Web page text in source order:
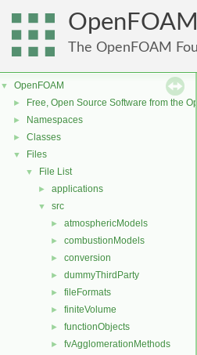
OpenFOAM
The OpenFOAM
▼ OpenFOAM
► Free, Open Source Software from the
► Namespaces
► Classes
▼ Files
▼ File List
► applications
▼ src
► atmosphericModels
► combustionModels
► conversion
► dummyThirdParty
► fileFormats
► finiteVolume
► functionObjects
► fvAgglomerationMethods